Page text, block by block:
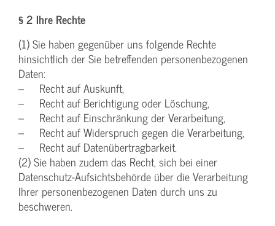
§ 2 Ihre Rechte
(1) Sie haben gegenüber uns folgende Rechte
hinsichtlich der Sie betreffenden personenbezogenen
Daten:
– Recht auf Auskunft,
– Recht auf Berichtigung oder Löschung,
– Recht auf Einschränkung der Verarbeitung,
– Recht auf Widerspruch gegen die Verarbeitung,
– Recht auf Datenübertragbarkeit.
(2) Sie haben zudem das Recht, sich bei einer
Datenschutz-Aufsichtsbehörde über die Verarbeitung
Ihrer personenbezogenen Daten durch uns zu
beschweren.